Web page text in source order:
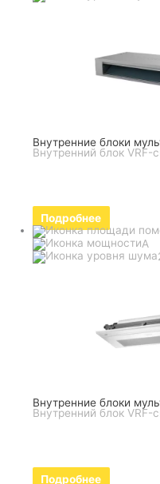
Внутренние блоки
Внутренний блок VRF-
Подробнее
A
Внутренние блоки
Внутренний блок VRF-
Подробнее